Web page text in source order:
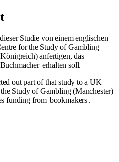
Studie von einem englischen
for the Study of Gambling
anfertigen, das
Buchmacher erhalten soll.
out part of that study to a UK
Study of Gambling (Manchester)
funding from bookmakers.